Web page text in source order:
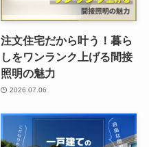
注文住宅だから叶う！暮ら
しをワンランク上げる間接
照明の魅力
2026.07.06